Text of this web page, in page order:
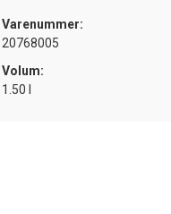
Varenummer:
20768005
Volum:
1.50 l